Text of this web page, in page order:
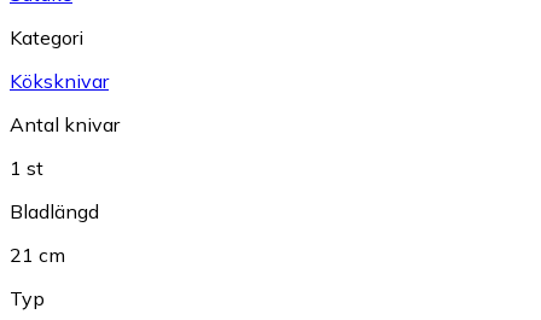
Kategori
Köksknivar
Antal knivar
1 st
Bladlängd
21 cm
Typ